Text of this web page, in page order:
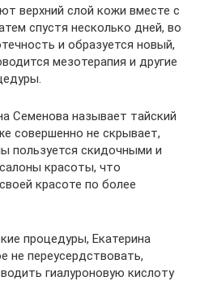
верхний слой кожи вместе с
спустя несколько дней, во
и образуется новый,
мезотерапия и другие
Семенова называет тайский
совершенно не скрывает,
пользуется скидочными и
красоты, что
красоте по более
процедуры, Екатерина
не переусердствовать,
гиалуроновую кислоту